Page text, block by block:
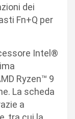
dei
Fn+Q per
Intel®
Ryzen™ 9
La scheda
a